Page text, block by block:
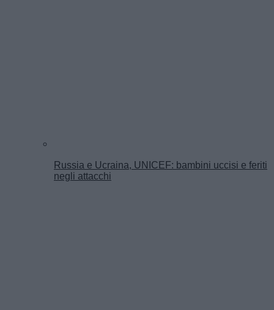
Russia e Ucraina, UNICEF: bambini uccisi e feriti
negli attacchi